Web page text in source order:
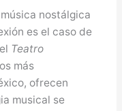
nostálgica
es el caso de
Teatro
más
ofrecen
musical se